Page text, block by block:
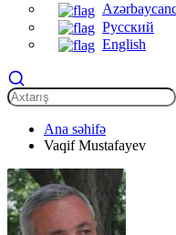
Русский
English
Ana səhifə
Vaqif Mustafayev